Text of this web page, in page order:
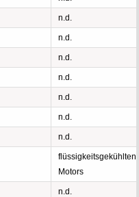
n.d.
n.d.
n.d.
n.d.
n.d.
n.d.
n.d.
flüssigkeitsgekühlten
Motors
n.d.